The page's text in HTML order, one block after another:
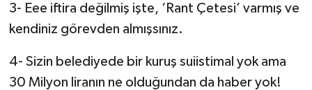
3- Eee iftira değilmiş işte, ‘Rant Çetesi’ varmış ve
kendiniz görevden almışsınız.
4- Sizin belediyede bir kuruş suiistimal yok ama
30 Milyon liranın ne olduğundan da haber yok!